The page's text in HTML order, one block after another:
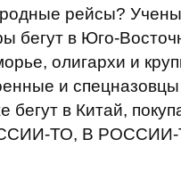
рейсы?
бегут в Юго-
олигархи и
и
бегут в Китай,
ТО, В